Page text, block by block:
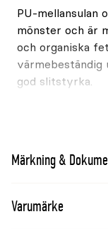
PU-mellansulan
mönster och är
och organiska
värmebeständig
god slitstyrka.
Modell:
Färg: Brun
Ovandel:
Märkning &
Varumärke